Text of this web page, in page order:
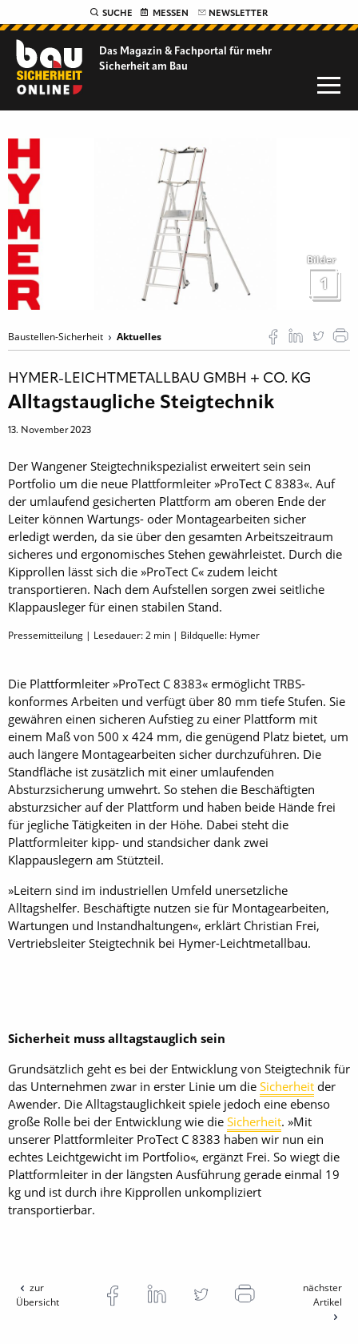
SUCHE MESSEN NEWSLETTER
Das Magazin & Fachportal für mehr
Sicherheit am Bau
Bilder
1
Baustellen-Sicherheit Aktuelles
HYMER-LEICHTMETALLBAU GMBH + CO. KG
Alltagstaugliche Steigtechnik
13. November 2023
Der Wangener Steigtechnikspezialist erweitert sein sein
Portfolio um die neue Plattformleiter »ProTect C 8383«. Auf
der umlaufend gesicherten Plattform am oberen Ende der
Leiter können Wartungs- oder Montagearbeiten sicher
erledigt werden, da sie über den gesamten Arbeitszeitraum
sicheres und ergonomisches Stehen gewährleistet. Durch die
Kipprollen lässt sich die »ProTect C« zudem leicht
transportieren. Nach dem Aufstellen sorgen zwei seitliche
Klappausleger für einen stabilen Stand.
Pressemitteilung | Lesedauer:2 min | Bildquelle: Hymer
Die Plattformleiter »ProTect C 8383« ermöglicht TRBS-
konformes Arbeiten und verfügt über 80 mm tiefe Stufen. Sie
gewähren einen sicheren Aufstieg zu einer Plattform mit
einem Maß von 500 x 424 mm, die genügend Platz bietet, um
auch längere Montagearbeiten sicher durchzuführen. Die
Standfläche ist zusätzlich mit einer umlaufenden
Absturzsicherung umwehrt. So stehen die Beschäftigten
absturzsicher auf der Plattform und haben beide Hände frei
für jegliche Tätigkeiten in der Höhe. Dabei steht die
Plattformleiter kipp- und standsicher dank zwei
Klappauslegern am Stützteil.
»Leitern sind im industriellen Umfeld unersetzliche
Alltagshelfer. Beschäftigte nutzen sie für Montagearbeiten,
Wartungen und Instandhaltungen«, erklärt Christian Frei,
Vertriebsleiter Steigtechnik bei Hymer-Leichtmetallbau.
Sicherheit muss alltagstauglich sein
Grundsätzlich geht es bei der Entwicklung von Steigtechnik für
das Unternehmen zwar in erster Linie um die Sicherheit der
Awender. Die Alltagstauglichkeit spiele jedoch eine ebenso
große Rolle bei der Entwicklung wie die Sicherheit. »Mit
unserer Plattformleiter ProTect C 8383 haben wir nun ein
echtes Leichtgewicht im Portfolio«, ergänzt Frei. So wiegt die
Plattformleiter in der längsten Ausführung gerade einmal 19
kg und ist durch ihre Kipprollen unkompliziert
transportierbar.
zur
Übersicht
nächster
Artikel